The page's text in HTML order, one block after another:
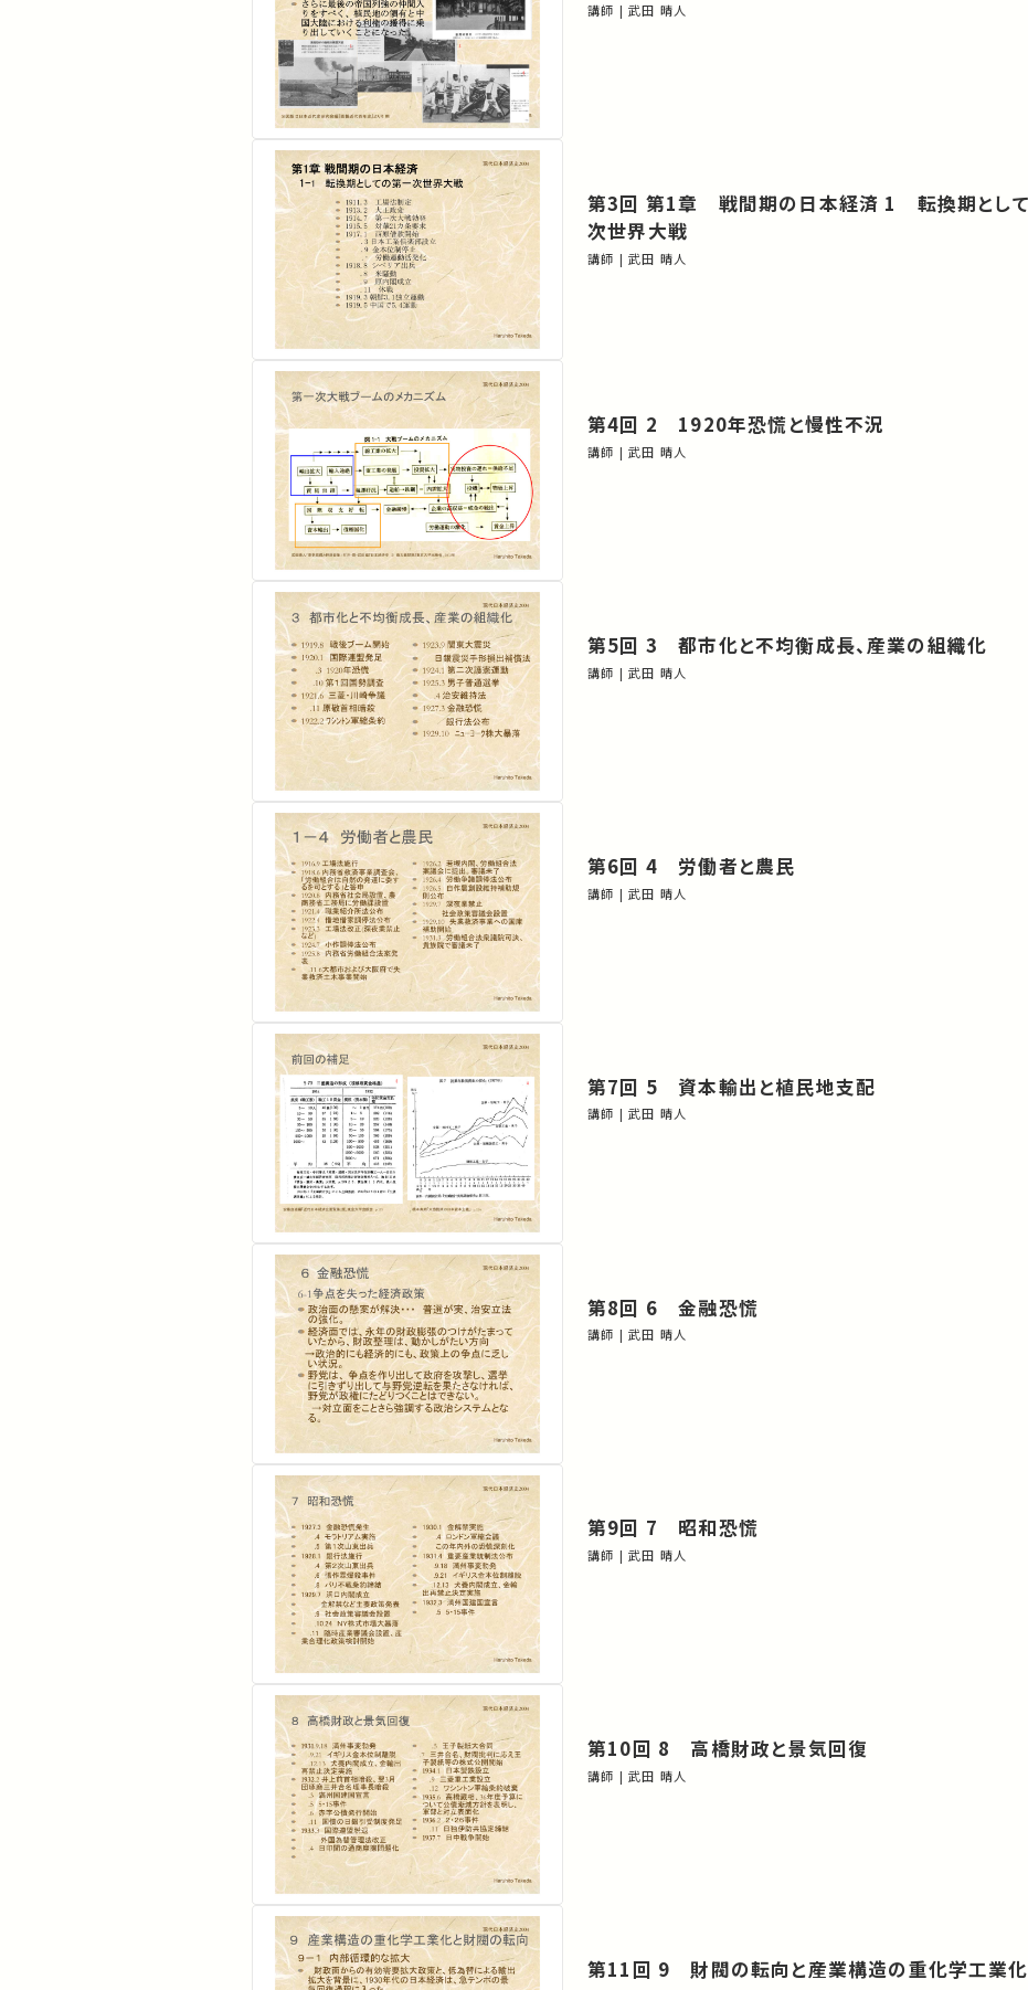
講師 | 武田 晴人
第3回 第1章 戦間期の日本経済 1 転換期としての第一
次世界大戦
講師 | 武田 晴人
第4回 2 1920年恐慌と慢性不況
講師 | 武田 晴人
第5回 3 都市化と不均衡成長、産業の組織化
講師 | 武田 晴人
第6回 4 労働者と農民
講師 | 武田 晴人
第7回 5 資本輸出と植民地支配
講師 | 武田 晴人
第8回 6 金融恐慌
講師 | 武田 晴人
第9回 7 昭和恐慌
講師 | 武田 晴人
第10回 8 高橋財政と景気回復
講師 | 武田 晴人
第11回 9 財閥の転向と産業構造の重化学工業化